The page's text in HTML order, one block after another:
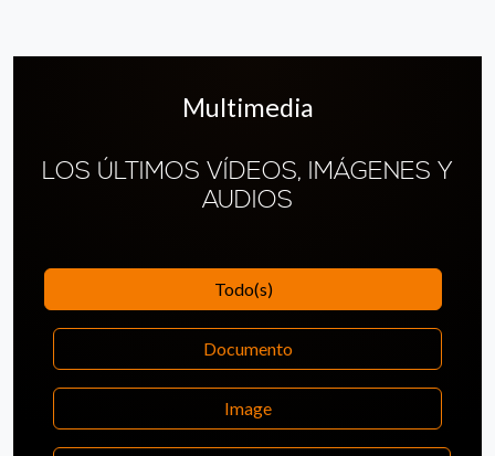
Multimedia
LOS ÚLTIMOS VÍDEOS, IMÁGENES Y
AUDIOS
Todo(s)
Documento
Image